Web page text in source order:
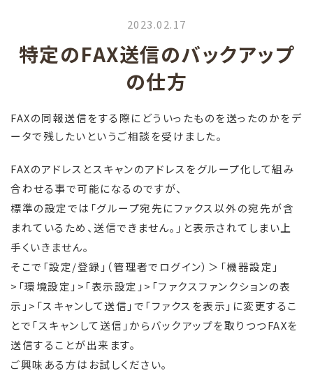
2023.02.17
特定のFAX送信のバックアップ
の仕方
FAXの同報送信をする際にどういったものを送ったのかをデ
ータで残したいというご相談を受けました。
FAXのアドレスとスキャンのアドレスをグループ化して組み
合わせる事で可能になるのですが、
標準の設定では「グループ宛先にファクス以外の宛先が含
まれているため、送信できません。」と表示されてしまい上
手くいきません。
そこで「設定/登録」（管理者でログイン）＞「機器設定」
>「環境設定」>「表示設定」>「ファクスファンクションの表
示」>「スキャンして送信」で「ファクスを表示」に変更するこ
とで「スキャンして送信」からバックアップを取りつつFAXを
送信することが出来ます。
ご興味ある方はお試しください。